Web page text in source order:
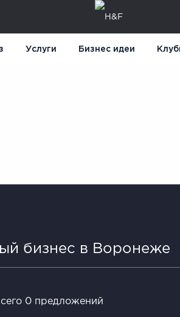
Услуги Бизнес идеи
бизнес в Воронеже
0 предложений